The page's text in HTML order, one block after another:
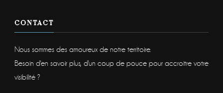
CONTACT
Nous sommes des amoureux de notre territoire.
Besoin d'en savoir plus, d'un coup de pouce pour accroitre votre
visibilité ?